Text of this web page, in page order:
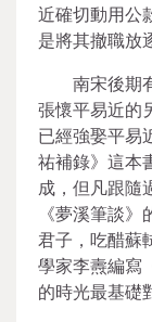
近確切動用公
是將其撤職放
南宋後期
張懷平易近的
已經強娶平易
祐補錄》這本
成，但凡跟隨
《夢溪筆談
君子，吃醋蘇
學家李燾編寫
的時光最基礎